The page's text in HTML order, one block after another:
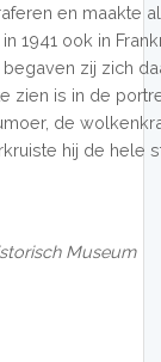
en maakte
1941 ook in
zij zich
zien is in de
de
hij de hele
Museum